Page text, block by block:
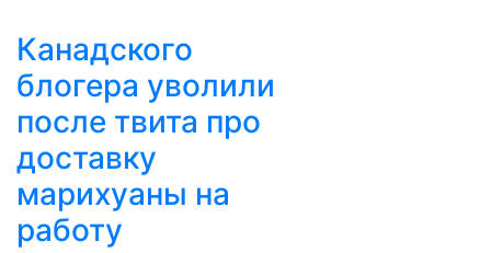
Канадского
блогера уволили
после твита про
доставку
марихуаны на
работу